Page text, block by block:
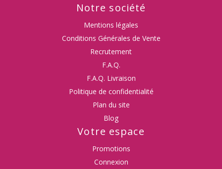
Notre société
Mentions légales
Conditions Générales de Vente
Recrutement
F.A.Q.
F.A.Q. Livraison
Politique de confidentialité
Plan du site
Blog
Votre espace
Promotions
Connexion